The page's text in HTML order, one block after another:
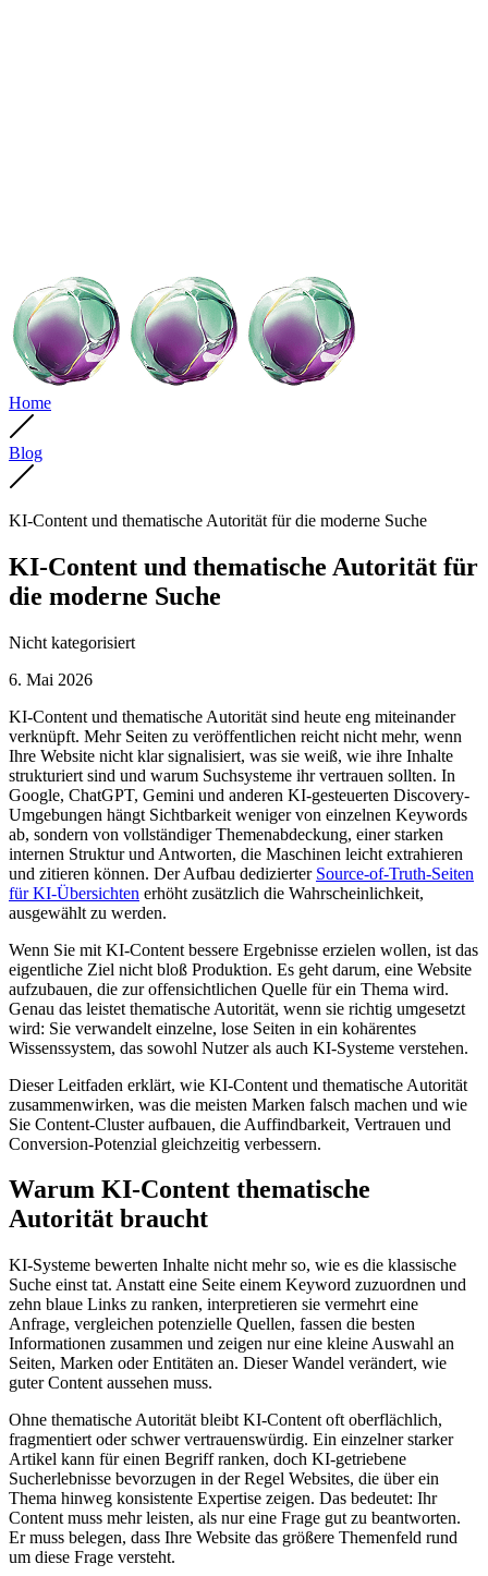
Home
Blog
KI-Content und thematische Autorität für die moderne Suche
KI-Content und thematische Autorität für
die moderne Suche
Nicht kategorisiert
6. Mai 2026
KI-Content und thematische Autorität sind heute eng miteinander
verknüpft. Mehr Seiten zu veröffentlichen reicht nicht mehr, wenn
Ihre Website nicht klar signalisiert, was sie weiß, wie ihre Inhalte
strukturiert sind und warum Suchsysteme ihr vertrauen sollten. In
Google, ChatGPT, Gemini und anderen KI-gesteuerten Discovery-
Umgebungen hängt Sichtbarkeit weniger von einzelnen Keywords
ab, sondern von vollständiger Themenabdeckung, einer starken
internen Struktur und Antworten, die Maschinen leicht extrahieren
und zitieren können. Der Aufbau dedizierter Source-of-Truth-Seiten
für KI-Übersichten erhöht zusätzlich die Wahrscheinlichkeit,
ausgewählt zu werden.
Wenn Sie mit KI-Content bessere Ergebnisse erzielen wollen, ist das
eigentliche Ziel nicht bloß Produktion. Es geht darum, eine Website
aufzubauen, die zur offensichtlichen Quelle für ein Thema wird.
Genau das leistet thematische Autorität, wenn sie richtig umgesetzt
wird: Sie verwandelt einzelne, lose Seiten in ein kohärentes
Wissenssystem, das sowohl Nutzer als auch KI-Systeme verstehen.
Dieser Leitfaden erklärt, wie KI-Content und thematische Autorität
zusammenwirken, was die meisten Marken falsch machen und wie
Sie Content-Cluster aufbauen, die Auffindbarkeit, Vertrauen und
Conversion-Potenzial gleichzeitig verbessern.
Warum KI-Content thematische
Autorität braucht
KI-Systeme bewerten Inhalte nicht mehr so, wie es die klassische
Suche einst tat. Anstatt eine Seite einem Keyword zuzuordnen und
zehn blaue Links zu ranken, interpretieren sie vermehrt eine
Anfrage, vergleichen potenzielle Quellen, fassen die besten
Informationen zusammen und zeigen nur eine kleine Auswahl an
Seiten, Marken oder Entitäten an. Dieser Wandel verändert, wie
guter Content aussehen muss.
Ohne thematische Autorität bleibt KI-Content oft oberflächlich,
fragmentiert oder schwer vertrauenswürdig. Ein einzelner starker
Artikel kann für einen Begriff ranken, doch KI-getriebene
Sucherlebnisse bevorzugen in der Regel Websites, die über ein
Thema hinweg konsistente Expertise zeigen. Das bedeutet: Ihr
Content muss mehr leisten, als nur eine Frage gut zu beantworten.
Er muss belegen, dass Ihre Website das größere Themenfeld rund
um diese Frage versteht.